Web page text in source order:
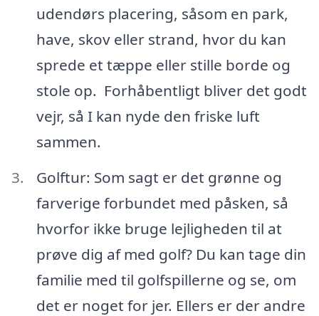
udendørs placering, såsom en park,
have, skov eller strand, hvor du kan
sprede et tæppe eller stille borde og
stole op. Forhåbentligt bliver det godt
vejr, så I kan nyde den friske luft
sammen.
Golftur: Som sagt er det grønne og
farverige forbundet med påsken, så
hvorfor ikke bruge lejligheden til at
prøve dig af med golf? Du kan tage din
familie med til golfspillerne og se, om
det er noget for jer. Ellers er der andre